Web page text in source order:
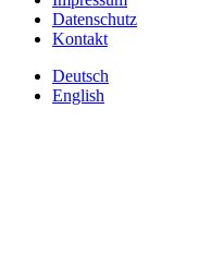
Datenschutz
Kontakt
Deutsch
English